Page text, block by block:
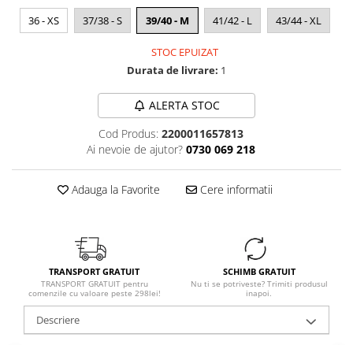
36 - XS 37/38 - S 39/40 - M 41/42 - L 43/44 - XL
STOC EPUIZAT
Durata de livrare: 1
ALERTA STOC
Cod Produs: 2200011657813
Ai nevoie de ajutor? 0730 069 218
Adauga la Favorite Cere informatii
TRANSPORT GRATUIT
TRANSPORT GRATUIT pentru
comenzile cu valoare peste 298lei!
SCHIMB GRATUIT
Nu ti se potriveste? Trimiti produsul
inapoi.
Descriere